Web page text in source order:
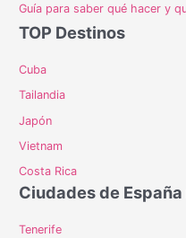
Guía para saber qué hacer y
TOP Destinos
Cuba
Tailandia
Japón
Vietnam
Costa Rica
Ciudades de
Tenerife